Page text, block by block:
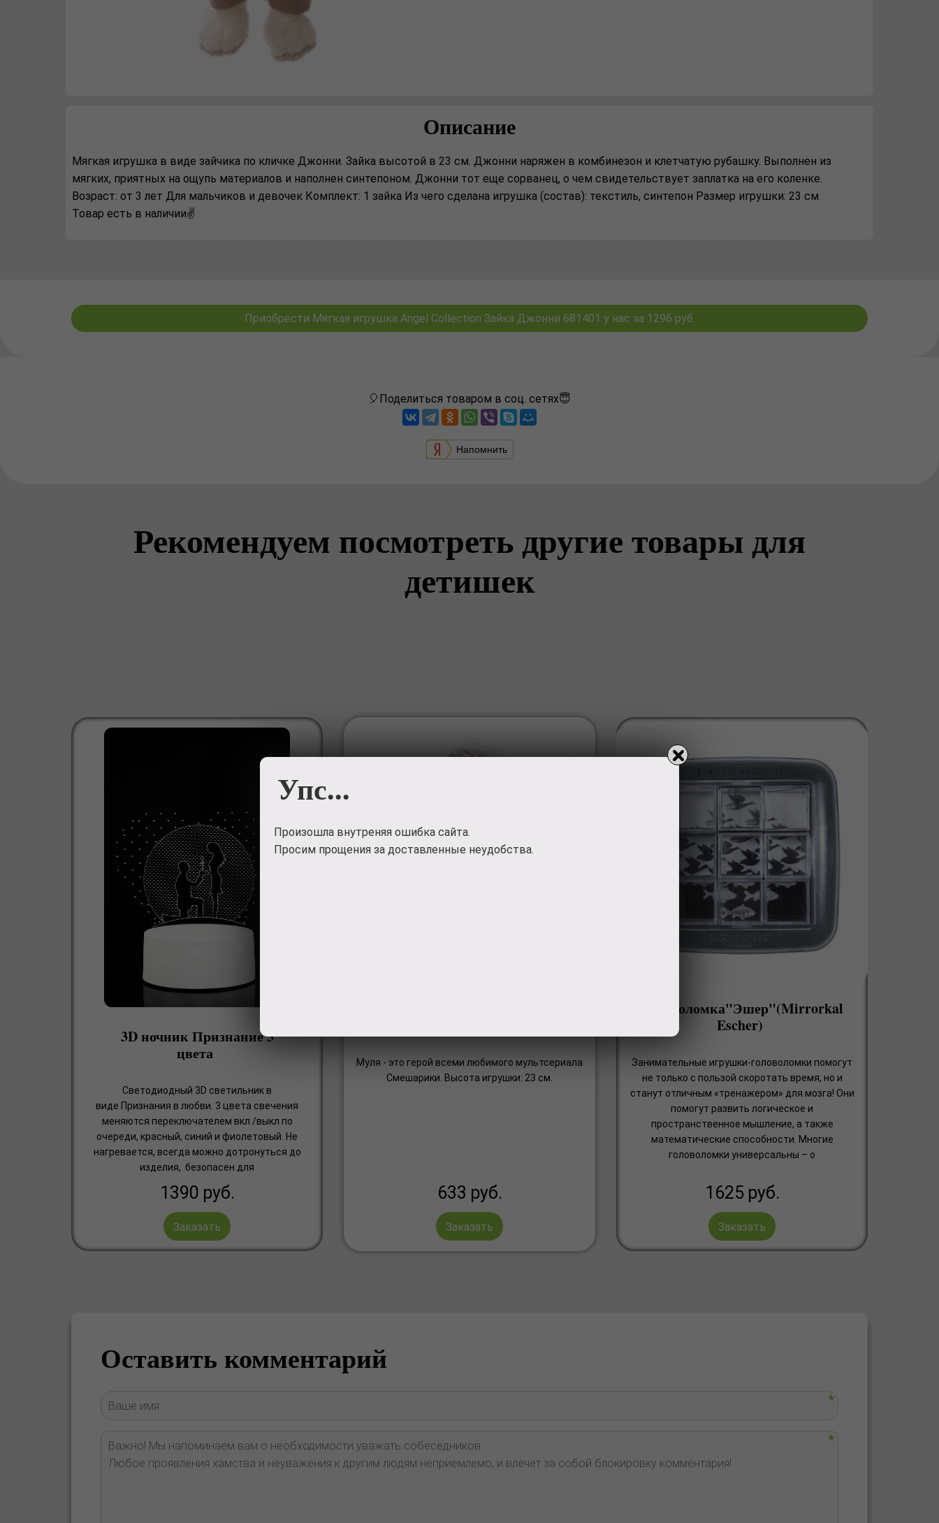
Описание
Мягкая игрушка в виде зайчика по кличке Джонни. Зайка высотой в 23 см. Джонни наряжен в комбинезон и клетчатую рубашку. Выполнен из
мягких, приятных на ощупь материалов и наполнен синтепоном. Джонни тот еще сорванец, о чем свидетельствует заплатка на его коленке.
Возраст: от 3 лет Для мальчиков и девочек Комплект: 1 зайка Из чего сделана игрушка (состав): текстиль, синтепон Размер игрушки: 23 см
Товар есть в наличии✌️
Приобрести Мягкая игрушка Angel Collection Зайка Джонни 681401 у нас за 1296 руб.
🎈Поделиться товаром в соц. сетях😇
Напомнить
Рекомендуем посмотреть другие товары для
детишек
3D ночник Признание 3
цвета
Светодиодный 3D светильник в
виде Признания в любви. 3 цвета свечения
меняются переключателем вкл./выкл по
очереди, красный, синий и фиолетовый. Не
нагревается, всегда можно дотронуться до
изделия, безопасен для
1390 руб.
Заказать
Муля - это герой всеми любимого мультсериала
Смешарики. Высота игрушки: 23 см.
633 руб.
Заказать
Головоломка"Эшер"(Mirrorkal
Escher)
Занимательные игрушки-головоломки помогут
не только с пользой скоротать время, но и
станут отличным «тренажером» для мозга! Они
помогут развить логическое и
пространственное мышление, а также
математические способности. Многие
головоломки универсальны – о
1625 руб.
Заказать
Оставить комментарий
Упс...
Произошла внутреняя ошибка сайта.
Просим прощения за доставленные неудобства.